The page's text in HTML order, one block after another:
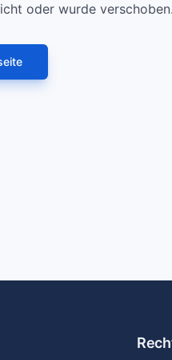
oder wurde verschoben.